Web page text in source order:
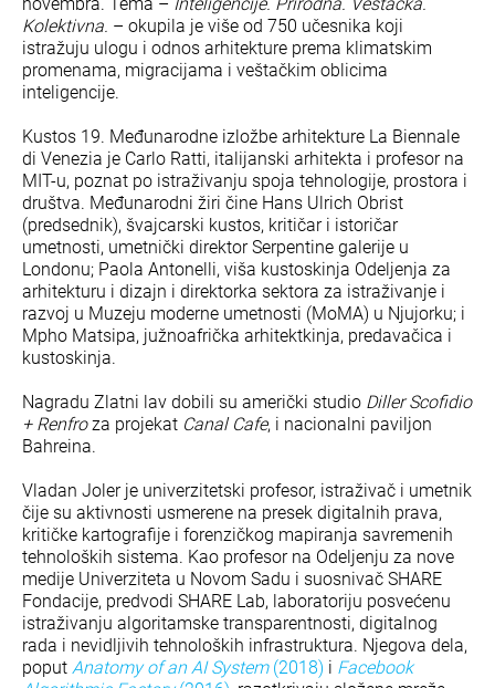
Kolektivna. – okupila je više od 750 učesnika koji
istražuju ulogu i odnos arhitekture prema klimatskim
promenama, migracijama i veštačkim oblicima
inteligencije.
Kustos 19. Međunarodne izložbe arhitekture La Biennale
di Venezia je Carlo Ratti, italijanski arhitekta i profesor na
MIT-u, poznat po istraživanju spoja tehnologije, prostora i
društva. Međunarodni žiri čine Hans Ulrich Obrist
(predsednik), švajcarski kustos, kritičar i istoričar
umetnosti, umetnički direktor Serpentine galerije u
Londonu; Paola Antonelli, viša kustoskinja Odeljenja za
arhitekturu i dizajn i direktorka sektora za istraživanje i
razvoj u Muzeju moderne umetnosti (MoMA) u Njujorku; i
Mpho Matsipa, južnoafrička arhitektkinja, predavačica i
kustoskinja.
Nagradu Zlatni lav dobili su američki studio Diller Scofidio
+ Renfroza projekat Canal Cafe, i nacionalni paviljon
Bahreina.
Vladan Joler je univerzitetski profesor, istraživač i umetnik
čije su aktivnosti usmerene na presek digitalnih prava,
kritičke kartografije i forenzičkog mapiranja savremenih
tehnoloških sistema. Kao profesor na Odeljenju za nove
medije Univerziteta u Novom Sadu i suosnivač SHARE
Fondacije, predvodi SHARE Lab, laboratoriju posvećenu
istraživanju algoritamske transparentnosti, digitalnog
rada i nevidljivih tehnoloških infrastruktura. Njegova dela,
poput Anatomy of an AI System(2018) i Facebook